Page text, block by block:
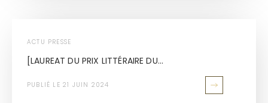
ACTU PRESSE
[LAUREAT DU PRIX LITTÉRAIRE DU...
PUBLIÉ LE 21 JUIN 2024